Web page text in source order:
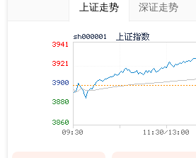
上证走势 深证走势